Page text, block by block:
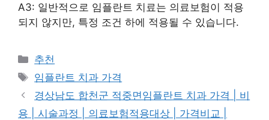
A3: 일반적으로 임플란트 치료는 의료보험이 적용
되지 않지만, 특정 조건 하에 적용될 수 있습니다.
카
테
고
리
추천
태
그
임플란트 치과 가격
경상남도 합천군 적중면임플란트 치과 가격 | 비
용 | 시술과정 | 의료보험적용대상 | 가격비교 |